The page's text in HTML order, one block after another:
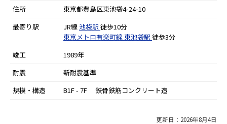
住所
東京都豊島区東池袋4-24-10
最寄り駅
JR線池袋駅 徒歩10分
東京メトロ有楽町線 東池袋駅 徒歩3分
竣工
1989年
耐震
新耐震基準
規模・構造
B1F - 7F 鉄骨鉄筋コンクリート造
更新日：2026年8月4日